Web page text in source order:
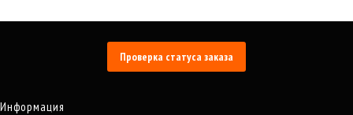
Проверка статуса заказа
Информация